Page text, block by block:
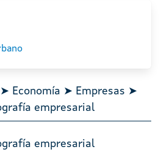
Economía ➤ Empresas ➤
empresarial
empresarial